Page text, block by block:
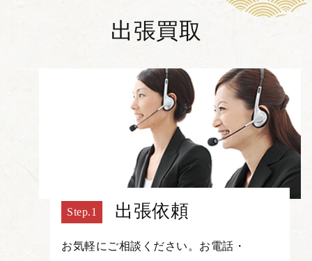
出張買取
出張依頼
お気軽にご相談ください。お電話・